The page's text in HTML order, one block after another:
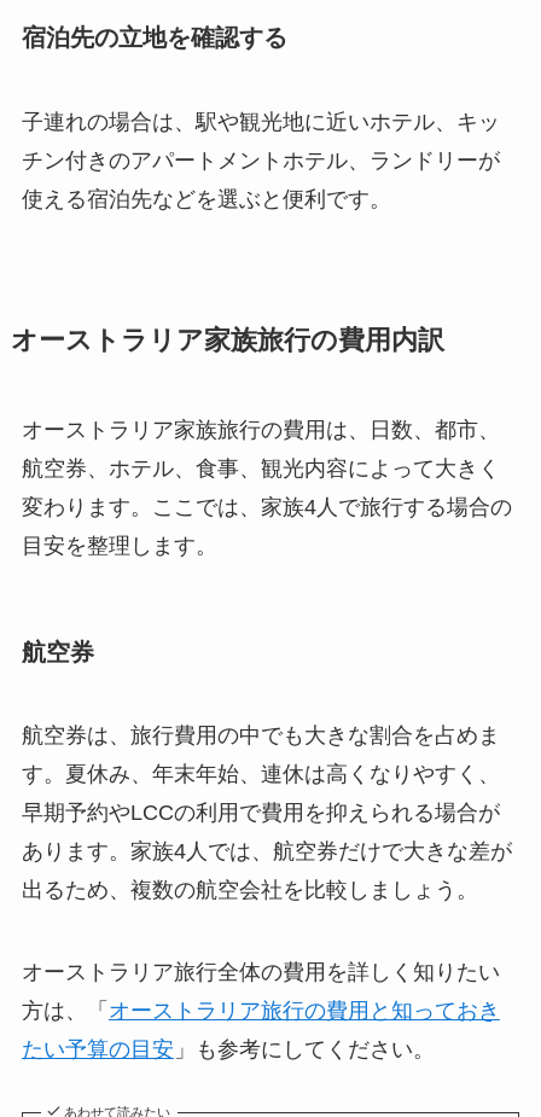
宿泊先の立地を確認する
子連れの場合は、駅や観光地に近いホテル、キッ
チン付きのアパートメントホテル、ランドリーが
使える宿泊先などを選ぶと便利です。
オーストラリア家族旅行の費用内訳
オーストラリア家族旅行の費用は、日数、都市、
航空券、ホテル、食事、観光内容によって大きく
変わります。ここでは、家族4人で旅行する場合の
目安を整理します。
航空券
航空券は、旅行費用の中でも大きな割合を占めま
す。夏休み、年末年始、連休は高くなりやすく、
早期予約やLCCの利用で費用を抑えられる場合が
あります。家族4人では、航空券だけで大きな差が
出るため、複数の航空会社を比較しましょう。
オーストラリア旅行全体の費用を詳しく知りたい
方は、「 オーストラリア旅行の費用と知っておき
たい予算の目安 」も参考にしてください。
あわせて読みたい